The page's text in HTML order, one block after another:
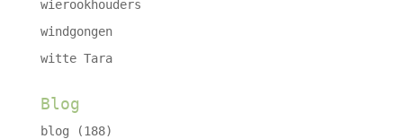
wierookhouders
windgongen
witte Tara
Blog
blog (188)